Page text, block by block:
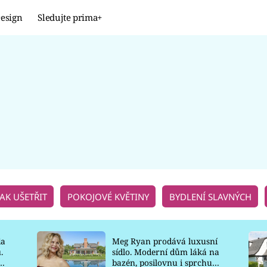
Sledujte prima+
UŠETŘIT POKOJOVÉ KVĚTINY BYDLENÍ SLAVNÝCH
Meg Ryan prodává luxusní
sídlo. Moderní dům láká na
bazén, posilovnu i sprchu